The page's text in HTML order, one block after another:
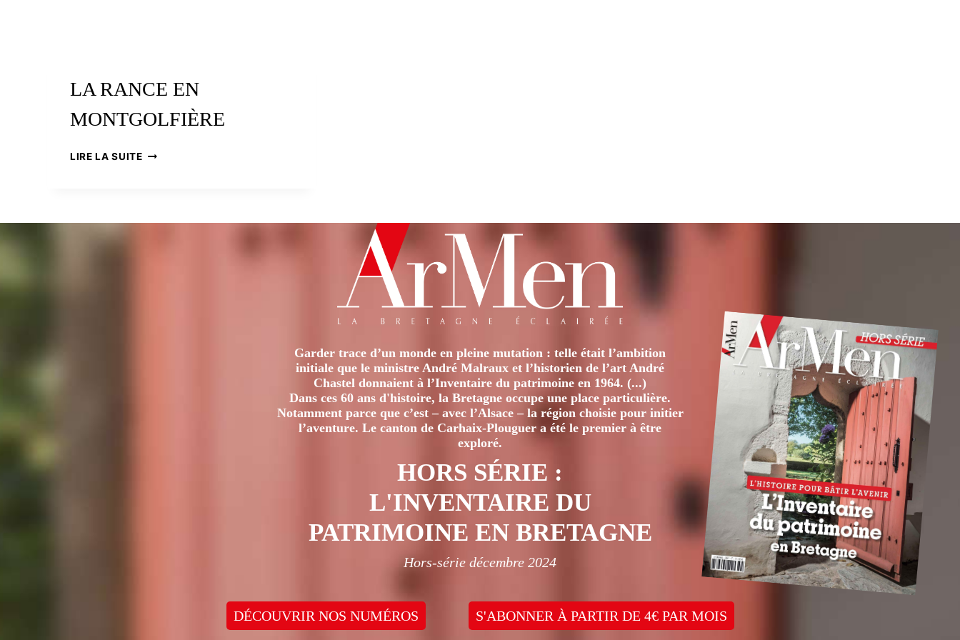
LA RANCE EN
MONTGOLFIÈRE
LIRE LA SUITELA
Garder trace d’un monde en pleine mutation : telle était l’ambition
initiale que le ministre André Malraux et l’historien de l’art André
Chastel donnaient à l’Inventaire du patrimoine en 1964. (...)
Dans ces 60 ans d'histoire, la Bretagne occupe une place particulière.
Notamment parce que c’est – avec l’Alsace – la région choisie pour initier
l’aventure. Le canton de Carhaix-Plouguer a été le premier à être
exploré.
HORS SÉRIE :
L'INVENTAIRE DU
PATRIMOINE EN BRETAGNE
Hors-série décembre 2024
DÉCOUVRIR NOS NUMÉROS S'ABONNER À PARTIR DE 4€ PAR MOIS